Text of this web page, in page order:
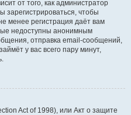
от того, как администратор
чтобы
менее регистрация даёт вам
недоступны анонимным
отправка email-сообщений,
у вас всего пару минут,
Act of 1998), или Акт о защите